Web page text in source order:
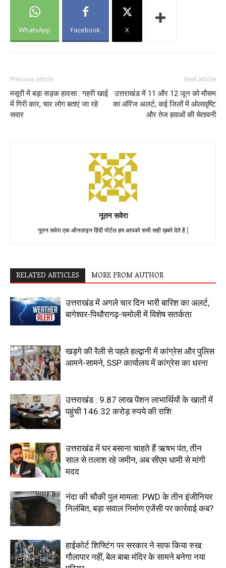
WhatsApp Facebook X
Previous article
मसूरी में बड़ा सड़क हादसा : गहरी खाई
में गिरी कार, चार लोग बताएं जा रहे
सवार
Next article
उत्तराखंड में 11 और 12 जून को मौसम
का ऑरेंज अलर्ट, कई जिलों में ओलावृष्टि
और तेज हवाओं की चेतावनी
नूतन सवेरा
नूतन सवेरा एक ऑनलाइन हिंदी पोर्टल हम आपको सभी सही ख़बरे देते है |
RELATED ARTICLES MORE FROM AUTHOR
उत्तराखंड में अगले चार दिन भारी बारिश का अलर्ट,
बागेश्वर-पिथौरागढ़-चमोली में विशेष सतर्कता
खड़गे की रैली से पहले हल्द्वानी में कांग्रेस और पुलिस
आमने-सामने, SSP कार्यालय में कांग्रेस का धरना
उत्तराखंड : 9.87 लाख पेंशन लाभार्थियों के खातों में
पहुंची 146.32 करोड़ रुपये की राशि
उत्तराखंड में घर बसाना चाहते हैं ऋषभ पंत, तीन
साल से तलाश रहे जमीन, अब सीएम धामी से मांगी
मदद
नंदा की चौकी पुल मामला: PWD के तीन इंजीनियर
निलंबित, बड़ा सवाल निर्माण एजेंसी पर कार्रवाई कब?
हाईकोर्ट शिफ्टिंग पर सरकार ने साफ किया रुख:
गौलापार नहीं, बेल बाबा मंदिर के सामने बनेगा नया